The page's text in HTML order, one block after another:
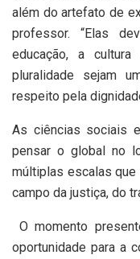
além do artefato de
professor. “Elas
educação, a
pluralidade sejam
respeito pela
As ciências sociais
pensar o global no
múltiplas escalas que
campo da justiça, do
O momento
oportunidade para a